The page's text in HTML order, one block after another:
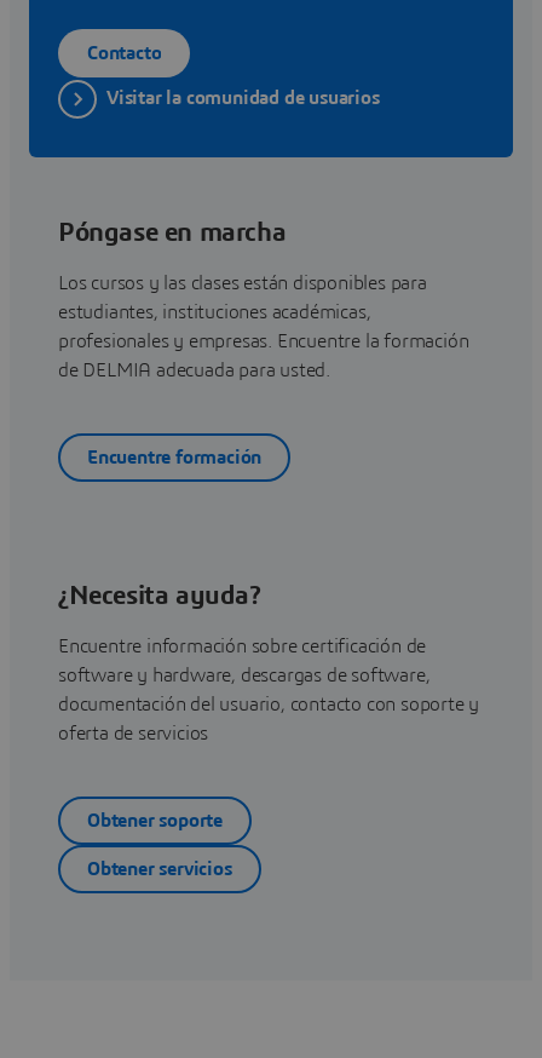
Contacto
Visitar la comunidad de usuarios
Póngase en marcha
Los cursos y las clases están disponibles para
estudiantes, instituciones académicas,
profesionales y empresas. Encuentre la formación
de DELMIA adecuada para usted.
Encuentre formación
¿Necesita ayuda?
Encuentre información sobre certificación de
software y hardware, descargas de software,
documentación del usuario, contacto con soporte y
oferta de servicios
Obtener soporte
Obtener servicios